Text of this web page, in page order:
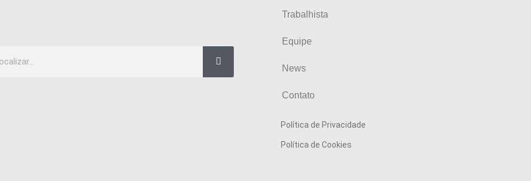
Trabalhista
Equipe
News
Contato
Política de Privacidade
Política de Cookies